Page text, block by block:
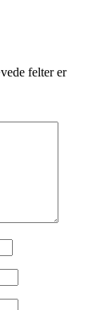
felter er